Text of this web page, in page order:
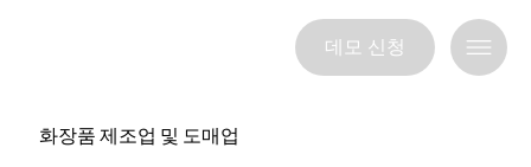
데모 신청
화장품 제조업 및 도매업